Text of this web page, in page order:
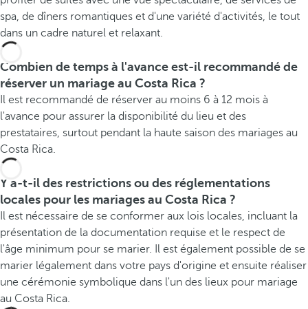
spa, de dîners romantiques et d'une variété d'activités, le tout
dans un cadre naturel et relaxant.
Combien de temps à l'avance est-il recommandé de
réserver un mariage au Costa Rica ?
Il est recommandé de réserver au moins 6 à 12 mois à
l'avance pour assurer la disponibilité du lieu et des
prestataires, surtout pendant la haute saison des mariages au
Costa Rica.
Y a-t-il des restrictions ou des réglementations
locales pour les mariages au Costa Rica ?
Il est nécessaire de se conformer aux lois locales, incluant la
présentation de la documentation requise et le respect de
l'âge minimum pour se marier. Il est également possible de se
marier légalement dans votre pays d'origine et ensuite réaliser
une cérémonie symbolique dans l'un des lieux pour mariage
au Costa Rica.